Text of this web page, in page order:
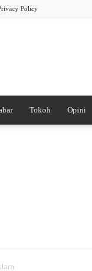
Policy
Tokoh Opini